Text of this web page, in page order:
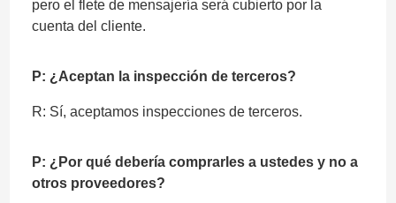
pero el flete de mensajería será cubierto por la
cuenta del cliente.
P: ¿Aceptan la inspección de terceros?
R: Sí, aceptamos inspecciones de terceros.
P: ¿Por qué debería comprarles a ustedes y no a
otros proveedores?